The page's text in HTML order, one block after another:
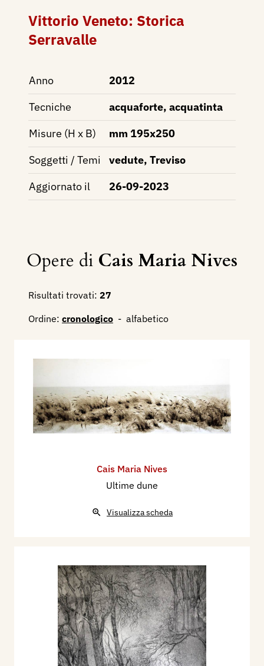
Vittorio Veneto: Storica
Serravalle
Anno
2012
Tecniche
acquaforte, acquatinta
Misure (H x B)
mm 195x250
Soggetti / Temi
vedute, Treviso
Aggiornato il
26-09-2023
Opere di Cais Maria Nives
Risultati trovati: 27
Ordine: cronologico - alfabetico
Cais Maria Nives
Ultime dune
Visualizza scheda